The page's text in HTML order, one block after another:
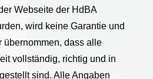
Webseite der HdBA
wird keine Garantie und
übernommen, dass alle
vollständig, richtig und in
sind. Alle Angaben